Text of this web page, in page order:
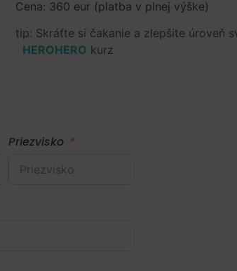
Cena: 360 eur (platba v plnej výške)
tip: Skráťte si čakanie a zlepšite úroveň
HEROHERO kurz
Priezvisko